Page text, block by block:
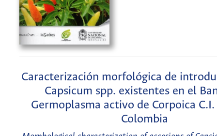
Caracterización morfológica de
Capsicum spp. existentes en el
Germoplasma activo de Corpoica
Colombia